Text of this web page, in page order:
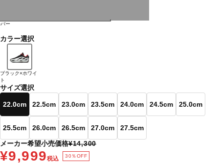
ー
カラー選択
ブラック×ホワイ
ト
サイズ選択
22.0cm 22.5cm 23.0cm 23.5cm 24.0cm 24.5cm 25.0cm
25.5cm 26.0cm 26.5cm 27.0cm
27.5cm
メーカー希望小売価格¥14,300
¥9,999税込 30％OFF